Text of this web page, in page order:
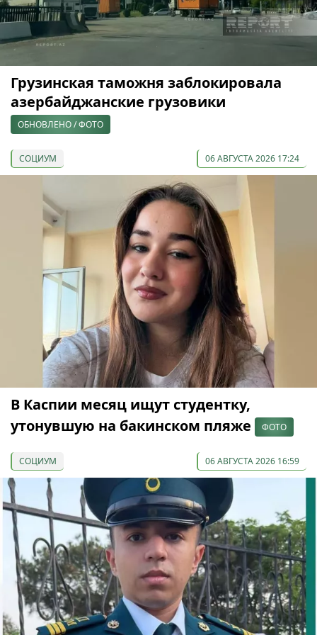
Грузинская таможня заблокировала
азербайджанские грузовики
ОБНОВЛЕНО / ФОТО
СОЦИУМ 06 АВГУСТА 2026 17:24
В Каспии месяц ищут студентку,
утонувшую на бакинском пляже
ФОТО
СОЦИУМ 06 АВГУСТА 2026 16:59